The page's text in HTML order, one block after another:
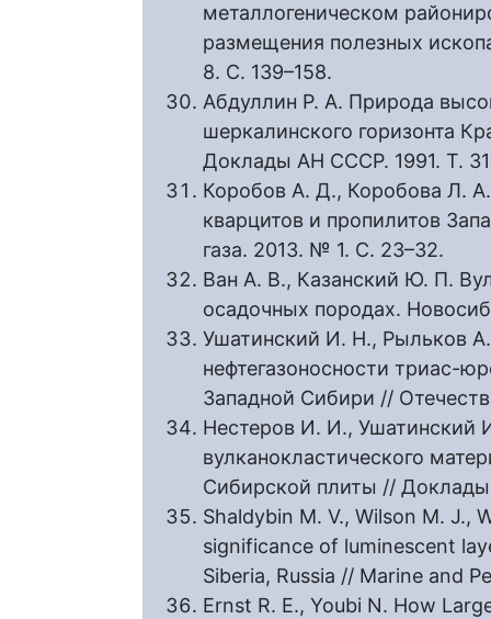
металлогеническом
размещения полезных
8. С. 139–158.
Абдуллин Р. А. Природа
шеркалинского горизонта
Доклады АН СССР. 1991. Т.
Коробов А. Д., Коробова Л.
кварцитов и пропилитов
газа. 2013. № 1. С. 23–32.
Ван А. В., Казанский Ю. П.
осадочных породах.
Ушатинский И. Н., Рыльков
нефтегазоносности триас-
Западной Сибири //
Нестеров И. И., Ушатинский
вулканокластического
Сибирской плиты //
Shaldybin M. V., Wilson M. J.,
significance of luminescent
Siberia, Russia // Marine and
Ernst R. E., Youbi N. How